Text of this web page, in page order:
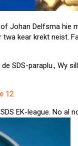
Johan Delfsma hie
kear krekt neist.
SDS-paraplu., Wy
12
EK-league. No al